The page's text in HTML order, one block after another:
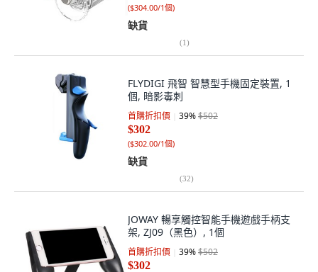
($304.00/1個)
缺貨
(1)
FLYDIGI 飛智 智慧型手機固定裝置, 1
個, 暗影毒刺
首購折扣價 39%$502
$302
($302.00/1個)
缺貨
(32)
JOWAY 暢享觸控智能手機遊戲手柄支
架, ZJ09（黑色）, 1個
首購折扣價 39%$502
$302